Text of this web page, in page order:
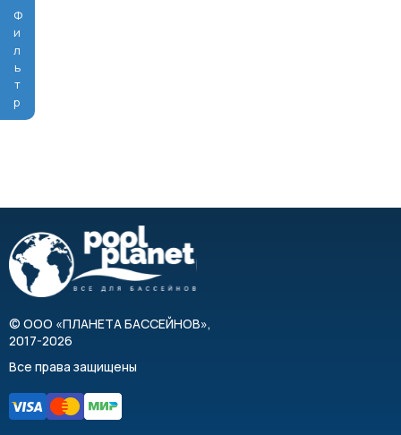
Фильтр
© ООО «ПЛАНЕТА БАССЕЙНОВ»,
2017-2026
Все права защищены